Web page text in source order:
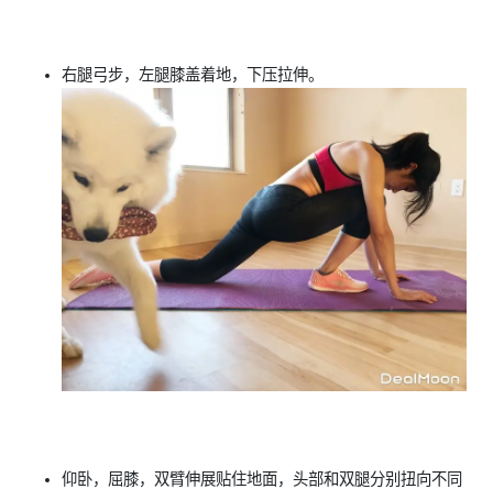
右腿弓步，左腿膝盖着地，下压拉伸。
仰卧，屈膝，双臂伸展贴住地面，头部和双腿分别扭向不同